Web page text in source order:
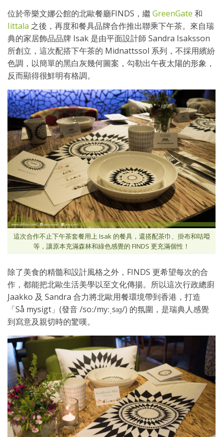
位於帝樂文娜公館的北歐餐廳FINDS，繼 GreenGate 和
Iittala 之後，再度和餐具品牌合作推出聯乘下午茶。來自瑞
典的家居飾品品牌 Isak 是由平面設計師 Sandra Isaksson
所創立，這次配搭下午茶的 Midnattssol 系列，不採用繽紛
色調，以簡單的黑白灰幾何圖案，勾勒出午夜太陽的形象，
反而顯得很鮮明有格調。
這次合作不止下午茶套餐用上 Isak 的餐具，還搭配茶巾、掛布和咕𠱸
等，讓原本充滿森林和綠色感覺的 FINDS 更充滿個性！
除了美食的精髓和設計風格之外，FINDS 更希望每次的合
作，都能把北歐生活美學以至文化傳揚。所以這次行政總廚
Jaakko 及 Sandra 合力將北歐用餐環境帶到香港，打造
「Så mysigt」(發音 /soː/myːˌsɪɡ/) 的氛圍，是瑞典人感覺
到寫意及親切時的驚嘆。